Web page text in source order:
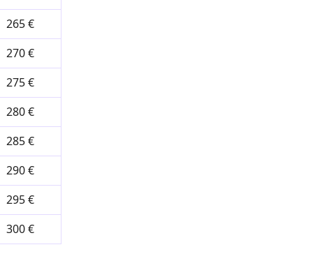
265 €
270 €
275 €
280 €
285 €
290 €
295 €
300 €